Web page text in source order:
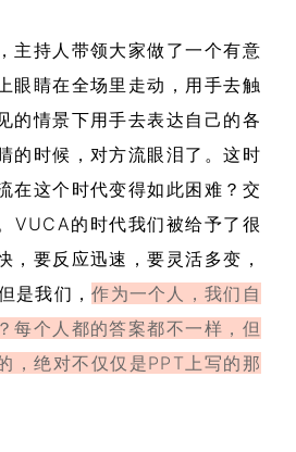
主持人带领大家做了一个有意
眼睛在全场里走动，用手去触
的情景下用手去表达自己的各
的时候，对方流眼泪了。这时
在这个时代变得如此困难？交
VUCA的时代我们被给予了很
，要反应迅速，要灵活多变，
是我们，作为一个人，我们自
每个人都的答案都不一样，但
，绝对不仅仅是PPT上写的那